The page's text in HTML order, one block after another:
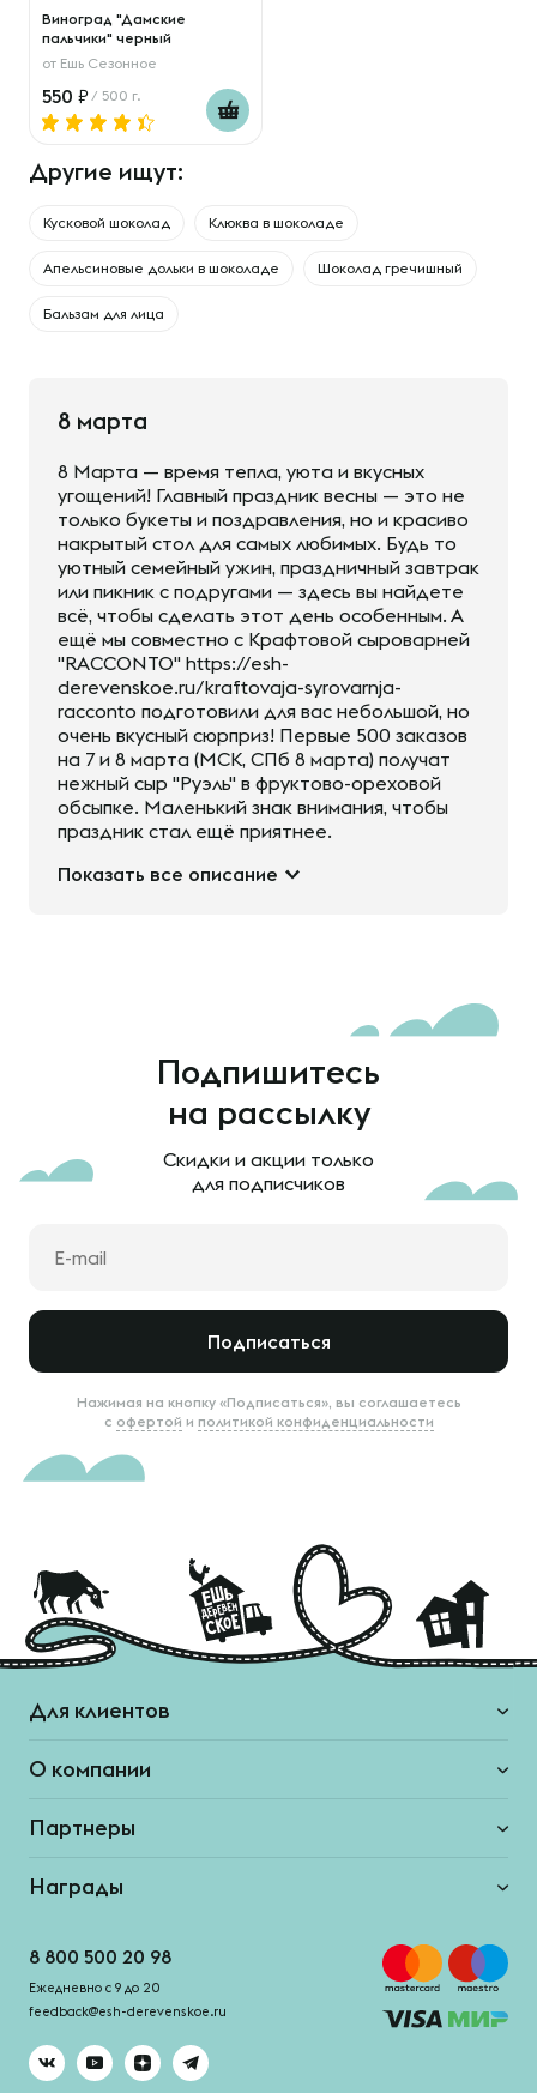
Виноград "Дамские
пальчики" черный
от Ешь Сезонное
550 / 500 г.
Другие ищут:
Кусковой шоколад Клюква в шоколаде
Апельсиновые дольки в шоколаде Шоколад гречишный
Бальзам для лица
8 марта
8 Марта — время тепла, уюта и вкусных
угощений! Главный праздник весны — это не
только букеты и поздравления, но и красиво
накрытый стол для самых любимых. Будь то
уютный семейный ужин, праздничный завтрак
или пикник с подругами — здесь вы найдете
всё, чтобы сделать этот день особенным. А
ещё мы совместно с Крафтовой сыроварней
"RACCONTO" https://esh-
derevenskoe.ru/kraftovaja-syrovarnja-
racconto подготовили для вас небольшой, но
очень вкусный сюрприз! Первые 500 заказов
на 7 и 8 марта (МСК, СПб 8 марта) получат
нежный сыр "Руэль" в фруктово-ореховой
обсыпке. Маленький знак внимания, чтобы
праздник стал ещё приятнее.
Показать все описание
Подпишитесь
на рассылку
Скидки и акции только
для подписчиков
Подписаться
Нажимая на кнопку «Подписаться», вы соглашаетесь
с офертой и политикой конфиденциальности
Для клиентов
О компании
Партнеры
Награды
8 800 500 20 98
Ежедневно с 9 до 20
feedback@esh-derevenskoe.ru